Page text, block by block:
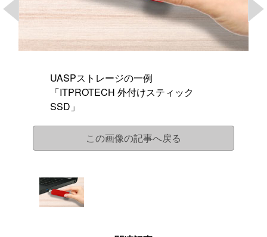
UASPストレージの一例
「ITPROTECH 外付けスティック
SSD」
この画像の記事へ戻る